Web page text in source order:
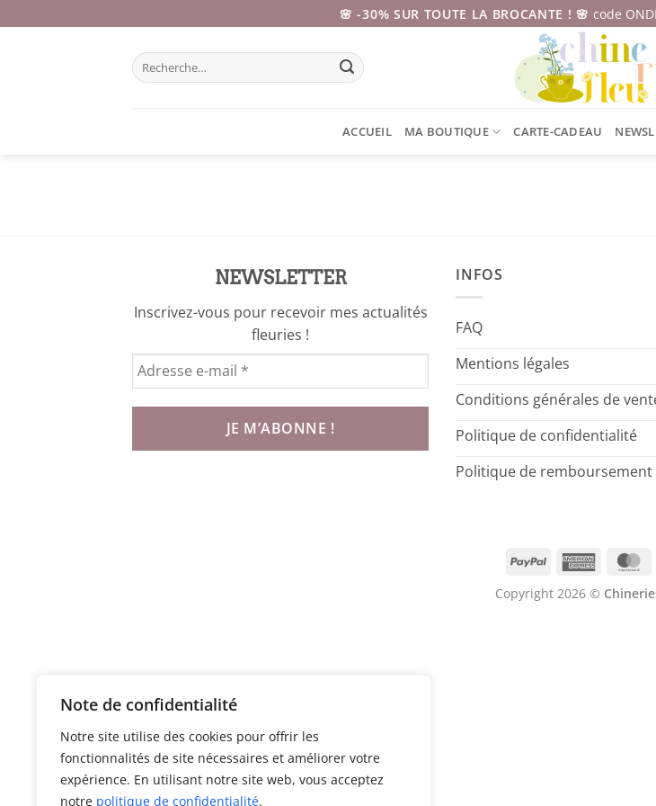
Note de confidentialité
Notre site utilise des cookies pour offrir les
fonctionnalités de site nécessaires et améliorer votre
expérience. En utilisant notre site web, vous acceptez
notre politique de confidentialité.
au
🌸 -30% SUR TOUTE LA BROCANTE ! 🌸 code
Recherche
pour :
ACCUEIL MA BOUTIQUE CARTE-CADEAU
NEWSLETTER
Inscrivez-vous pour recevoir mes actualités
fleuries !
INFOS
FAQ
Mentions légales
Conditions générales de
Politique de confidentialité
Politique de remboursement
PayPal
American
Copyright 2026 ©